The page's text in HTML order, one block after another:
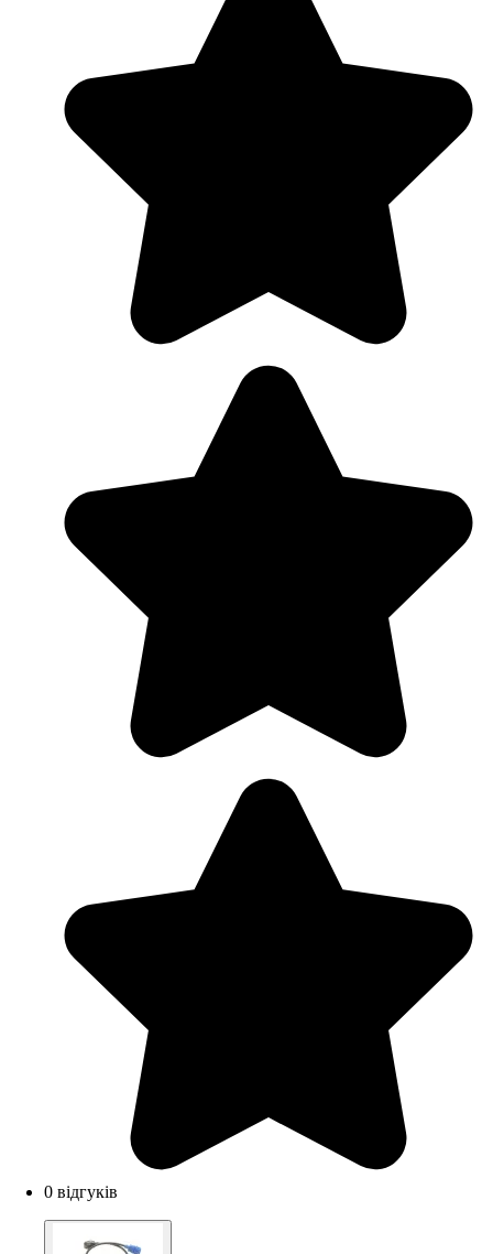
0 відгуків